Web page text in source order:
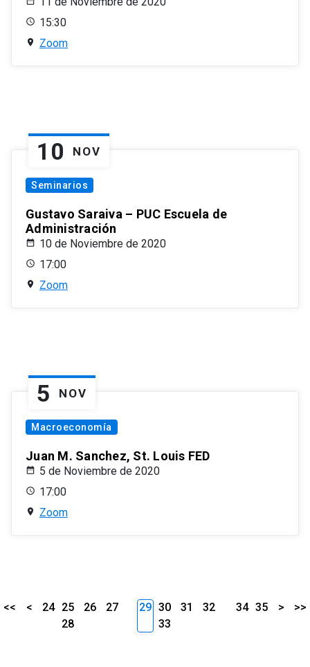
15:30
Zoom
10 NOV
Seminarios
Gustavo Saraiva – PUC Escuela de
Administración
10 de Noviembre de 2020
17:00
Zoom
5 NOV
Macroeconomía
Juan M. Sanchez, St. Louis FED
5 de Noviembre de 2020
17:00
Zoom
<< < 24 25 26
27
28
29 30 31
32
33
34 35 > >>